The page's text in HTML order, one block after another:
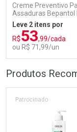
Creme Preventivo
Assaduras Bepantol
Toy Story
Sortidos 120g
Leve 2 itens por
R$53,99/cada
ou R$ 71,99/un
Por Menos
Produtos
Patrocinado